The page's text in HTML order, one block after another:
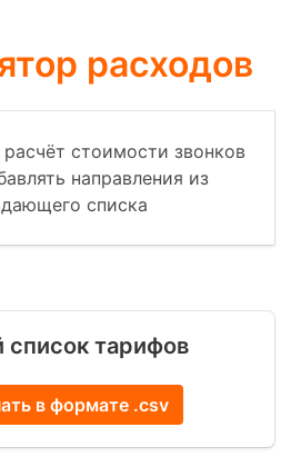
расходов
стоимости звонков
направления из
списка
тарифов
в формате .csv